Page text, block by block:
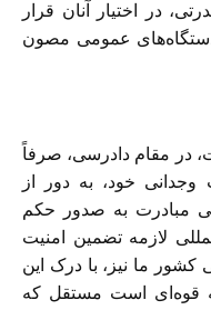
در اختیار آنان قرار
دستگاه‌های عمومی مصون
در مقام دادرسی، صرفاً
خود، به دور از
مبادرت به صدور حکم
لازمه تضمین امنیت
ما نیز، با درک این
قوه‌ای است مستقل که